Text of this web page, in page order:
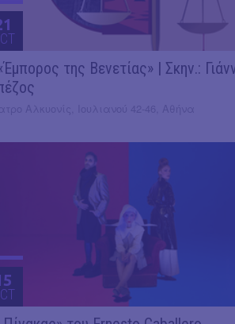
της Βενετίας» | Σκην.: